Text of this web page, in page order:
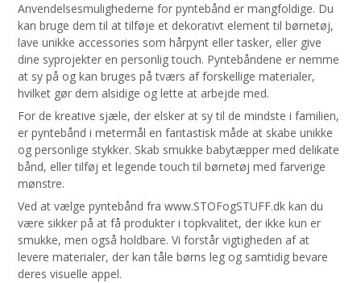
Anvendelsesmulighederne for pyntebånd er mangfoldige. Du
kan bruge dem til at tilføje et dekorativt element til børnetøj,
lave unikke accessories som hårpynt eller tasker, eller give
dine syprojekter en personlig touch. Pyntebåndene er nemme
at sy på og kan bruges på tværs af forskellige materialer,
hvilket gør dem alsidige og lette at arbejde med.
For de kreative sjæle, der elsker at sy til de mindste i familien,
er pyntebånd i metermål en fantastisk måde at skabe unikke
og personlige stykker. Skab smukke babytæpper med delikate
bånd, eller tilføj et legende touch til børnetøj med farverige
mønstre.
Ved at vælge pyntebånd fra www.STOFogSTUFF.dk kan du
være sikker på at få produkter i topkvalitet, der ikke kun er
smukke, men også holdbare. Vi forstår vigtigheden af at
levere materialer, der kan tåle børns leg og samtidig bevare
deres visuelle appel.